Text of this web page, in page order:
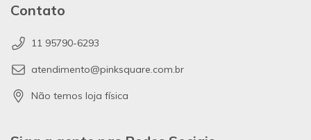
Contato
11 95790-6293
atendimento@pinksquare.com.br
Não temos loja física